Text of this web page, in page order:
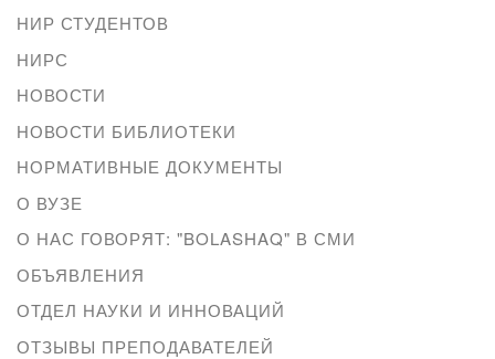
НИР СТУДЕНТОВ
НИРС
НОВОСТИ
НОВОСТИ БИБЛИОТЕКИ
НОРМАТИВНЫЕ ДОКУМЕНТЫ
О ВУЗЕ
О НАС ГОВОРЯТ: "BOLASHAQ" В СМИ
ОБЪЯВЛЕНИЯ
ОТДЕЛ НАУКИ И ИННОВАЦИЙ
ОТЗЫВЫ ПРЕПОДАВАТЕЛЕЙ